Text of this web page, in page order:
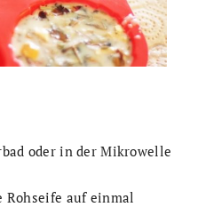
oder in der Mikrowelle
auf einmal